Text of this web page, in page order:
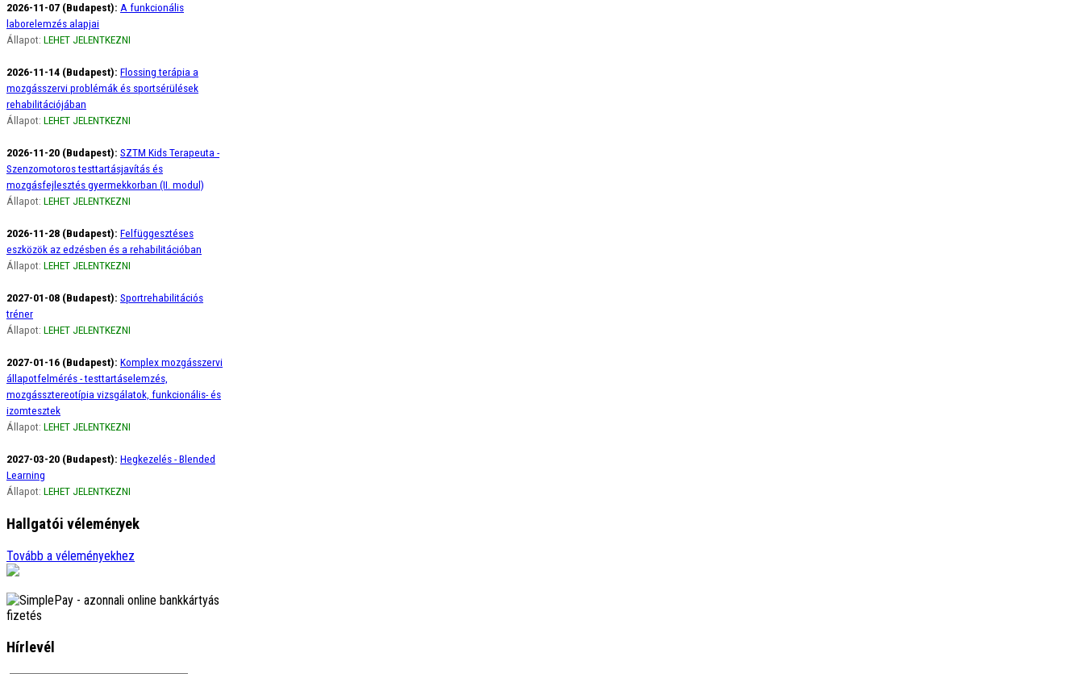
2026-11-07 (Budapest): A funkcionális
laborelemzés alapjai
Állapot: LEHET JELENTKEZNI
2026-11-14 (Budapest): Flossing terápia a
mozgásszervi problémák és sportsérülések
rehabilitációjában
Állapot: LEHET JELENTKEZNI
2026-11-20 (Budapest): SZTM Kids Terapeuta -
Szenzomotoros testtartásjavítás és
mozgásfejlesztés gyermekkorban (II. modul)
Állapot: LEHET JELENTKEZNI
2026-11-28 (Budapest): Felfüggesztéses
eszközök az edzésben és a rehabilitációban
Állapot: LEHET JELENTKEZNI
2027-01-08 (Budapest): Sportrehabilitációs
tréner
Állapot: LEHET JELENTKEZNI
2027-01-16 (Budapest): Komplex mozgásszervi
állapotfelmérés - testtartáselemzés,
mozgássztereotípia vizsgálatok, funkcionális- és
izomtesztek
Állapot: LEHET JELENTKEZNI
2027-03-20 (Budapest): Hegkezelés - Blended
Learning
Állapot: LEHET JELENTKEZNI
Hallgatói vélemények
Ági
Szeretném szivből jövő hálámat kifejezni a
gerinces kurzus óta életemben előszor figyelek
a borzasztó tartásomra, amikor görbülök, …
tovább
Adrienn
sokat tanultam Tőletek. Szuper csapat vagytok.
Tovább a véleményekhez
Hírlevél